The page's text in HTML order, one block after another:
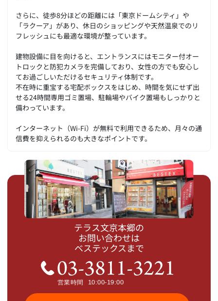
さらに、徒歩8分ほどの距離には「東京ドームシティ」や
「ラクーア」があり、休日のショッピングや天然温泉でのリ
フレッシュにも最適な環境が整っています。
建物設備に目を向けると、エントランスにはモニター付オー
トロックと防犯カメラを完備しており、女性の方でも安心し
てお過ごしいただけるセキュリティ体制です。
不在時に重宝する宅配ボックスをはじめ、時間を気にせず出
せる24時間専用ゴミ置場、駐輪場やバイク置場もしっかりと
備わっています。
インターネット（Wi-Fi）が無料で利用できるため、月々の通
信費を抑えられるのも大きなポイントです。
テラス文京本郷の
お問い合わせは
ベステックスまで